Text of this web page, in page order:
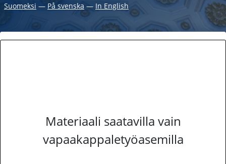
Suomeksi ― På svenska ― In English
Materiaali saatavilla vain
vapaakappaletyöasemilla